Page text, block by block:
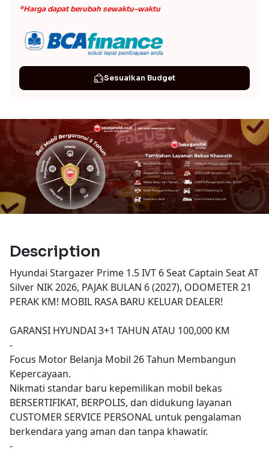
*Harga dapat berubah sewaktu-waktu
Sesuaikan Budget
Description
Hyundai Stargazer Prime 1.5 IVT 6 Seat Captain Seat AT
Silver NIK 2026, PAJAK BULAN 6 (2027), ODOMETER 21
PERAK KM! MOBIL RASA BARU KELUAR DEALER!
GARANSI HYUNDAI 3+1 TAHUN ATAU 100,000 KM
-
Focus Motor Belanja Mobil 26 Tahun Membangun
Kepercayaan.
Nikmati standar baru kepemilikan mobil bekas
BERSERTIFIKAT, BERPOLIS, dan didukung layanan
CUSTOMER SERVICE PERSONAL untuk pengalaman
berkendara yang aman dan tanpa khawatir.
-